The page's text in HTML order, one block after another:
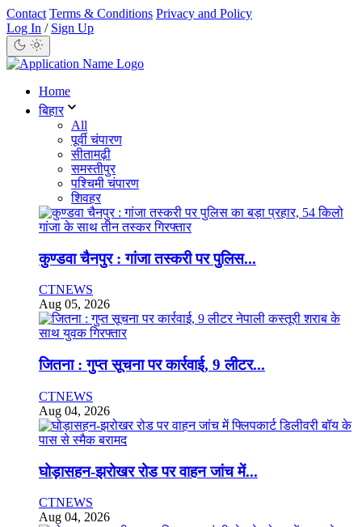
Contact Terms & Conditions Privacy and Policy
Log In / Sign Up
Home
बिहार
All
पूर्वी चंपारण
सीतामढ़ी
समस्तीपुर
पश्चिमी चंपारण
शिवहर
कुण्डवा चैनपुर : गांजा तस्करी पर पुलिस...
CTNEWS
Aug 05, 2026
जितना : गुप्त सूचना पर कार्रवाई, 9 लीटर...
CTNEWS
Aug 04, 2026
घोड़ासहन-झरोखर रोड पर वाहन जांच में...
CTNEWS
Aug 04, 2026